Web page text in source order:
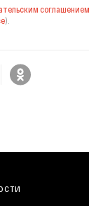
соглашением
).